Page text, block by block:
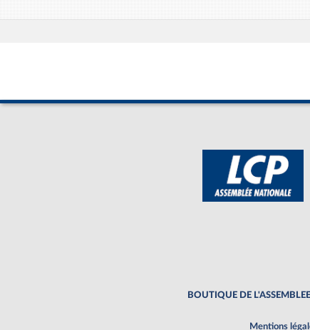
BOUTIQUE DE L'ASSEMBLEE
Mentions